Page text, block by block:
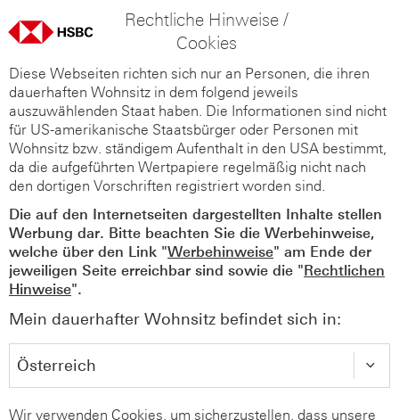
Rechtliche Hinweise /
Cookies
Diese Webseiten richten sich nur an Personen, die ihren
dauerhaften Wohnsitz in dem folgend jeweils
auszuwählenden Staat haben. Die Informationen sind nicht
für US-amerikanische Staatsbürger oder Personen mit
Wohnsitz bzw. ständigem Aufenthalt in den USA bestimmt,
da die aufgeführten Wertpapiere regelmäßig nicht nach
den dortigen Vorschriften registriert worden sind.
Die auf den Internetseiten dargestellten Inhalte stellen
Werbung dar. Bitte beachten Sie die Werbehinweise,
welche über den Link "Werbehinweise" am Ende der
jeweiligen Seite erreichbar sind sowie die "Rechtlichen
Hinweise".
Mein dauerhafter Wohnsitz befindet sich in:
Wir verwenden Cookies, um sicherzustellen, dass unsere